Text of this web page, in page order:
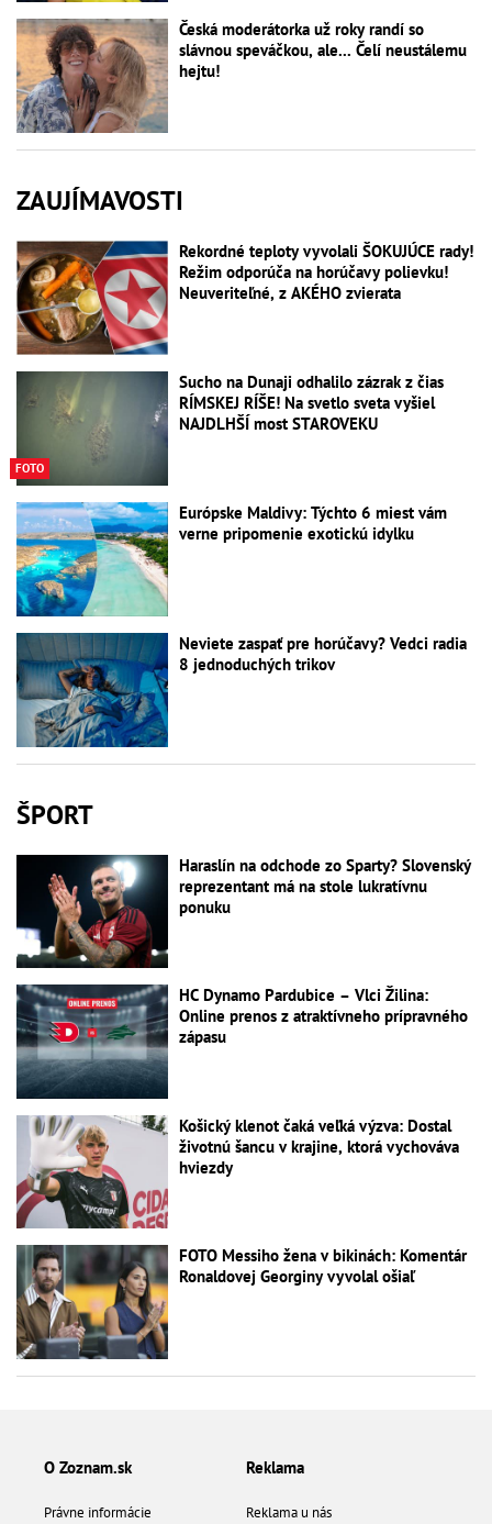
Česká moderátorka už roky randí so
slávnou speváčkou, ale... Čelí neustálemu
hejtu!
ZAUJÍMAVOSTI
Rekordné teploty vyvolali ŠOKUJÚCE rady!
Režim odporúča na horúčavy polievku!
Neuveriteľné, z AKÉHO zvierata
FOTO
Sucho na Dunaji odhalilo zázrak z čias
RÍMSKEJ RÍŠE! Na svetlo sveta vyšiel
NAJDLHŠÍ most STAROVEKU
Európske Maldivy: Týchto 6 miest vám
verne pripomenie exotickú idylku
Neviete zaspať pre horúčavy? Vedci radia
8 jednoduchých trikov
ŠPORT
Haraslín na odchode zo Sparty? Slovenský
reprezentant má na stole lukratívnu
ponuku
HC Dynamo Pardubice – Vlci Žilina:
Online prenos z atraktívneho prípravného
zápasu
Košický klenot čaká veľká výzva: Dostal
životnú šancu v krajine, ktorá vychováva
hviezdy
FOTO Messiho žena v bikinách: Komentár
Ronaldovej Georginy vyvolal ošiaľ
O Zoznam.sk
Právne informácie
Reklama
Reklama u nás